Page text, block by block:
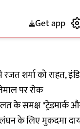
Get app
रजत शर्मा को राहत,
पर रोक
के समक्ष "ट्रेडमार्क
के लिए मुकदमा